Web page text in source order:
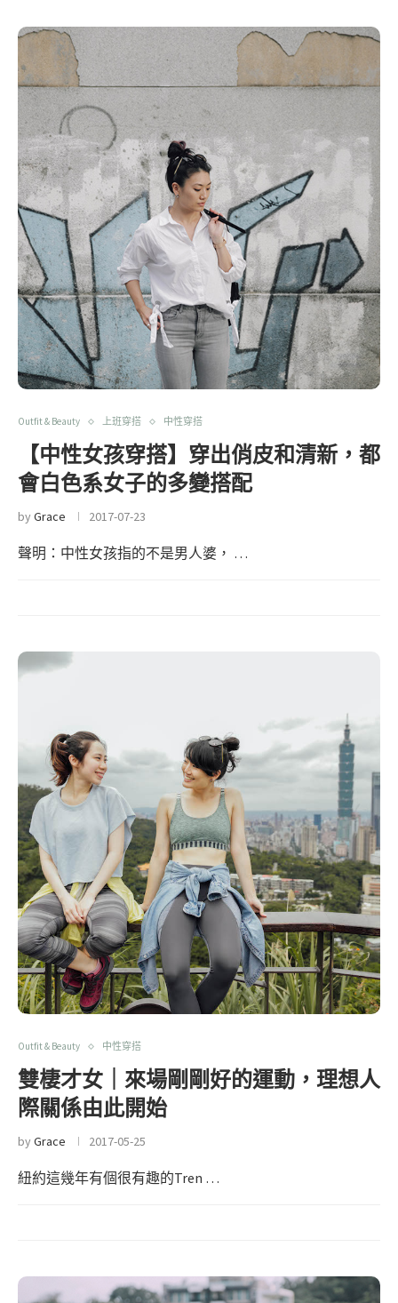
Outfit & Beauty 上班穿搭 中性穿搭
【中性女孩穿搭】穿出俏皮和清新，都
會白色系女子的多變搭配
byGrace 2017-07-23
聲明：中性女孩指的不是男人婆， …
Outfit & Beauty 中性穿搭
雙棲才女｜來場剛剛好的運動，理想人
際關係由此開始
byGrace 2017-05-25
紐約這幾年有個很有趣的Tren …